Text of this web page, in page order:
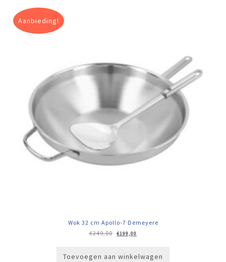
Aanbieding!
Wok 32 cm Apollo-7 Demeyere
€249,00
Oorspronkelijke
prijs
€199,00
prijs
Toevoegen aan winkelwagen